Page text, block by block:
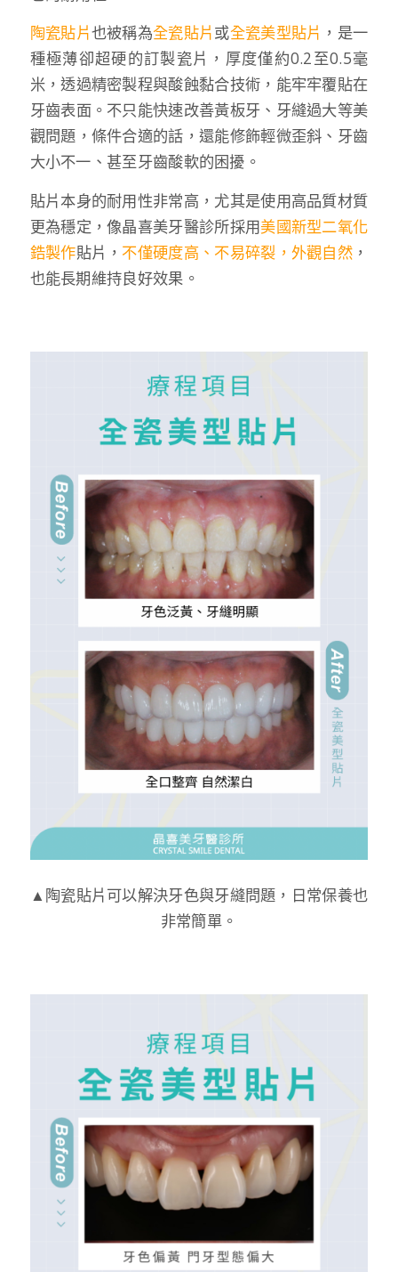
陶瓷貼片也被稱為全瓷貼片或全瓷美型貼片 ，是一
種極薄卻超硬的訂製瓷片，厚度僅約0.2至0.5毫
米，透過精密製程與酸蝕黏合技術，能牢牢覆貼在
牙齒表面。不只能快速改善黃板牙、牙縫過大等美
觀問題，條件合適的話，還能修飾輕微歪斜、牙齒
大小不一、甚至牙齒酸軟的困擾。
貼片本身的耐用性非常高，尤其是使用高品質材質
更為穩定，像晶喜美牙醫診所採用美國新型二氧化
鋯製作貼片， 不僅硬度高、不易碎裂，外觀自然 ，
也能長期維持良好效果。
▲陶瓷貼片可以解決牙色與牙縫問題，日常保養也
非常簡單。